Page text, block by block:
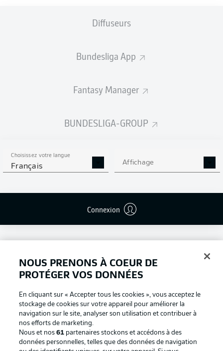
Diffuseurs
Bundesliga App
Fantasy Manager
BUNDESLIGA-GROUP
Choisissez votre langue
Français Affichage
Connexion
NOUS PRENONS À COEUR DE
PROTÉGER VOS DONNÉES
En cliquant sur « Accepter tous les cookies », vous acceptez le
stockage de cookies sur votre appareil pour améliorer la
navigation sur le site, analyser son utilisation et contribuer à
nos efforts de marketing.
Nous et nos61 partenaires stockons et accédons à des
données personnelles, telles que des données de navigation